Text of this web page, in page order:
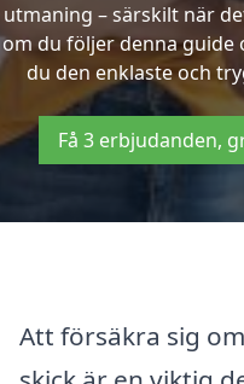
utmaning – särskilt när
om du följer denna
du den enklaste och
Få 3 erbjudanden,
Att försäkra sig